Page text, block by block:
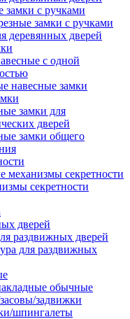
замки с ручками
замки с ручками
деревянных дверей
с одной
навесные замки
замки для
дверей
замки общего
секретности
секретности
дверей
раздвижных дверей
для раздвижных
обычные
задвижки
шпингалеты